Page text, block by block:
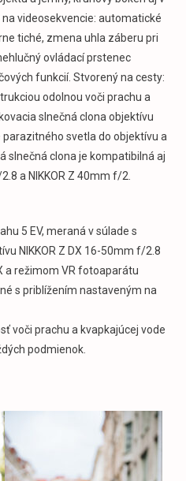
videosekvencie: automatické
tiché, zmena uhla záberu pri
ovládací prstenec
funkcií. Stvorený na cesty:
odolnou voči prachu a
slnečná clona objektívu
svetla do objektívu a
slnečná clona je kompatibilná aj
a NIKKOR Z 40mm f/2.
5 EV, meraná v súlade s
NIKKOR Z DX 16-50mm f/2.8
a režimom VR fotoaparátu
s priblížením nastaveným na
voči prachu a kvapkajúcej vode
podmienok.